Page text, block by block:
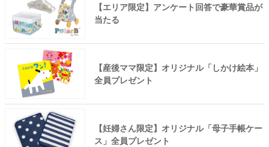
【エリア限定】アンケート回答で豪華賞品が
当たる
【産後ママ限定】オリジナル「しかけ絵本」
全員プレゼント
【妊婦さん限定】オリジナル「母子手帳ケー
ス」全員プレゼント